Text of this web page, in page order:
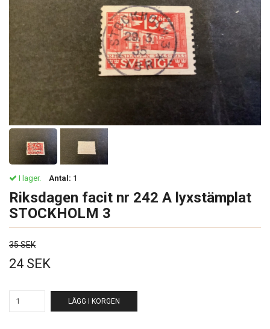
I lager. Antal: 1
Riksdagen facit nr 242 A lyxstämplat
STOCKHOLM 3
35 SEK
24 SEK
LÄGG I KORGEN